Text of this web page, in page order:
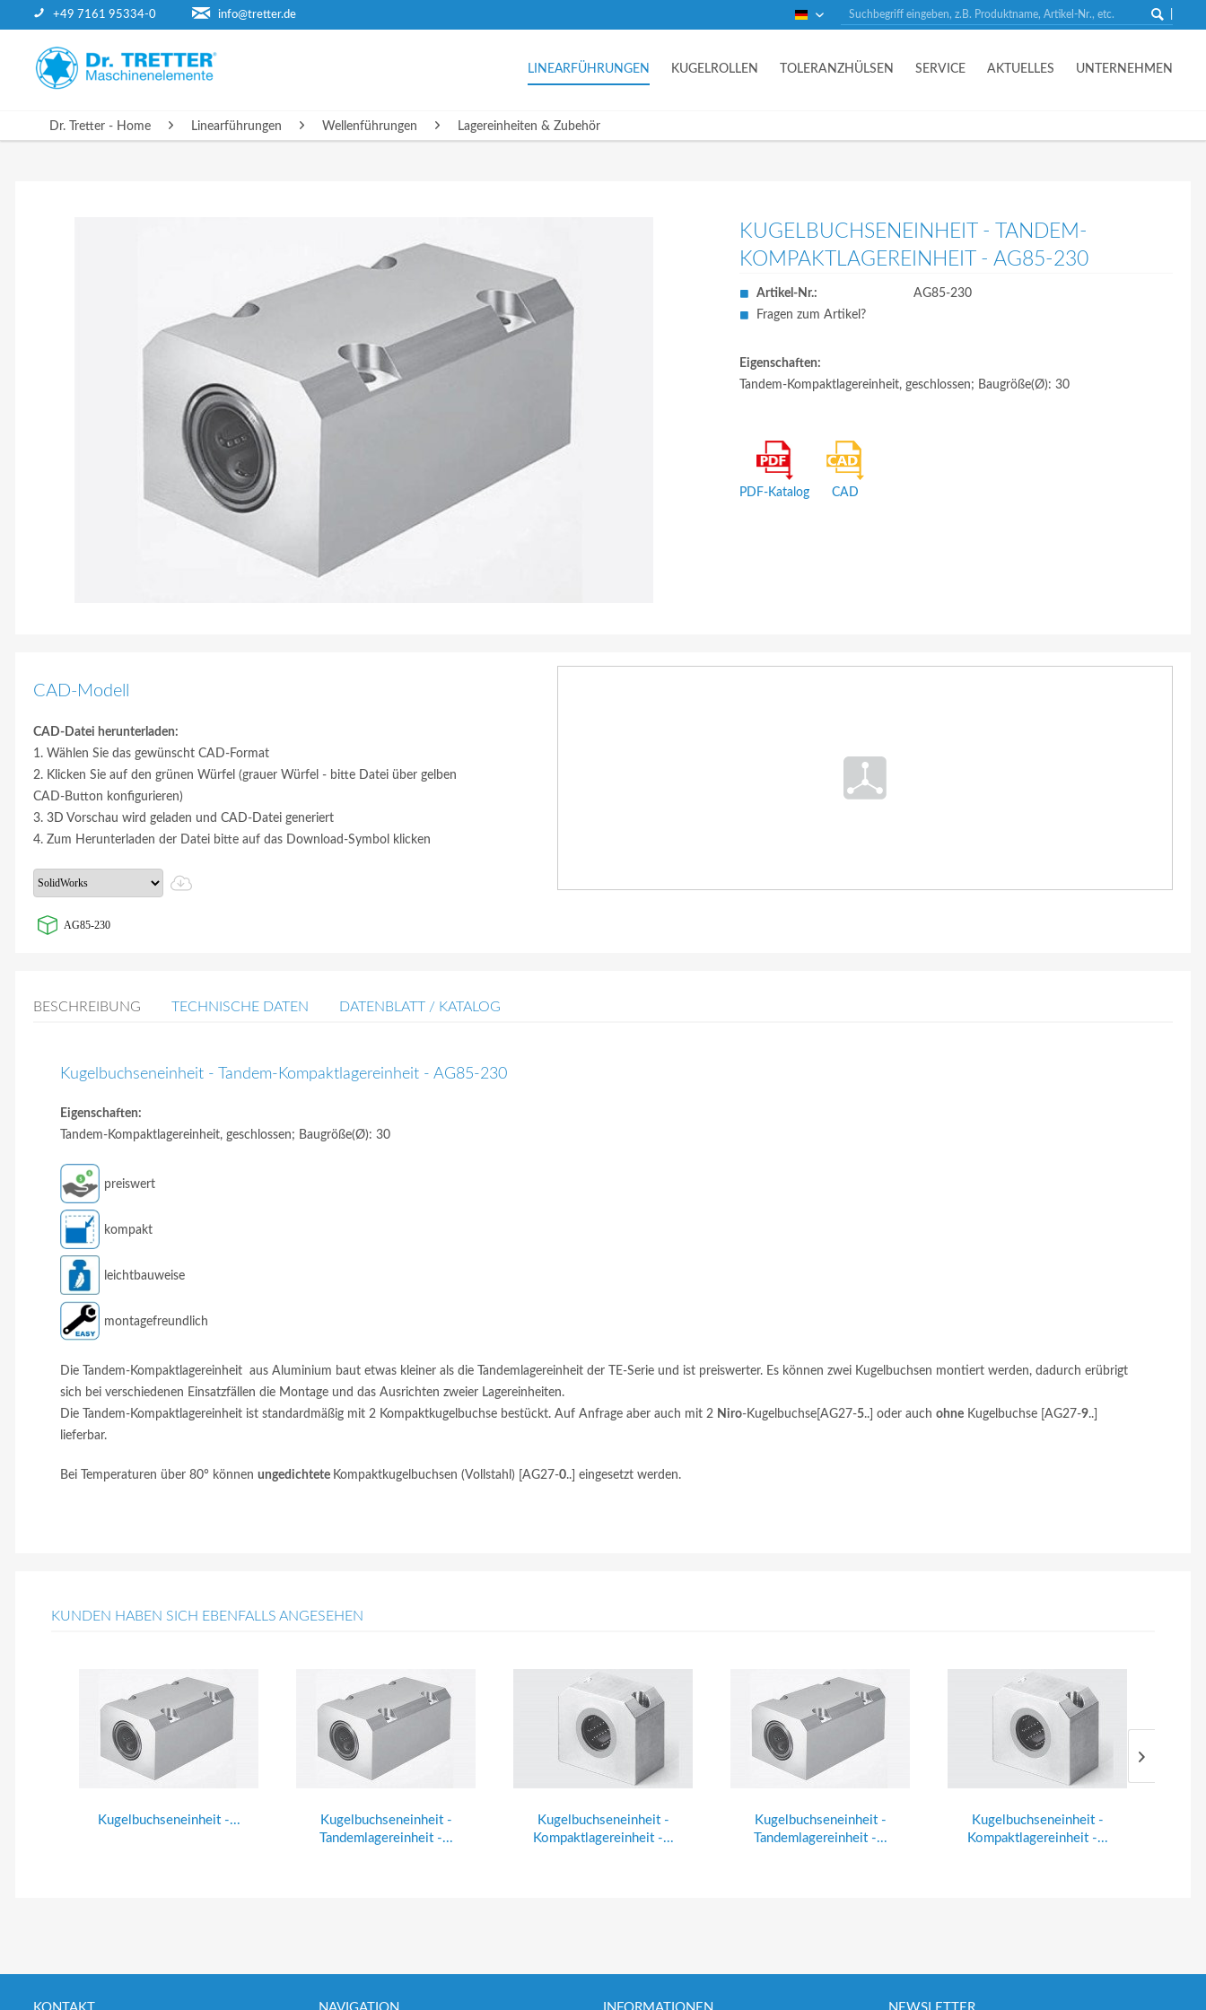
+49 7161 95334-0 info@tretter.de Deutsch
Dr. Tretter - Home Linearführungen Wellenführungen Lagereinheiten & Zubehör
DR. TRETTER - HOME LINEARFÜHRUNGEN KUGELROLLEN TOLERANZHÜLSEN SERVICE AKTUELLES UNTERNEHMEN
KUGELBUCHSENEINHEIT - TANDEM-
KOMPAKTLAGEREINHEIT - AG85-230
Artikel-Nr.:
AG85-230
Fragen zum Artikel?
Eigenschaften:
Tandem-Kompaktlagereinheit, geschlossen; Baugröße(Ø): 30
PDF-Katalog CAD
CAD-Modell
CAD-Datei herunterladen:
1. Wählen Sie das gewünscht CAD-Format
2. Klicken Sie auf den grünen Würfel (grauer Würfel - bitte Datei über gelben
CAD-Button konfigurieren)
3. 3D Vorschau wird geladen und CAD-Datei generiert
4. Zum Herunterladen der Datei bitte auf das Download-Symbol klicken
AG85-230
BESCHREIBUNG TECHNISCHE DATEN DATENBLATT / KATALOG
Kugelbuchseneinheit - Tandem-Kompaktlagereinheit - AG85-230
Eigenschaften:
Tandem-Kompaktlagereinheit, geschlossen; Baugröße(Ø): 30
preiswert
kompakt
leichtbauweise
montagefreundlich
Die Tandem-Kompaktlagereinheit aus Aluminium baut etwas kleiner als die Tandemlagereinheit der TE-Serie und ist preiswerter. Es können zwei Kugelbuchsen montiert werden, dadurch erübrigt
sich bei verschiedenen Einsatzfällen die Montage und das Ausrichten zweier Lagereinheiten.
Die Tandem-Kompaktlagereinheit ist standardmäßig mit 2 Kompaktkugelbuchse bestückt. Auf Anfrage aber auch mit 2 Niro-Kugelbuchse[AG27-5..] oder auch ohne Kugelbuchse [AG27-9..]
lieferbar.
Bei Temperaturen über 80° können ungedichtete Kompaktkugelbuchsen (Vollstahl) [AG27-0..] eingesetzt werden.
KUNDEN HABEN SICH EBENFALLS ANGESEHEN
Kugelbuchseneinheit -...
Kugelbuchseneinheit -
Tandemlagereinheit -...
Kugelbuchseneinheit -
Kompaktlagereinheit -...
Kugelbuchseneinheit -
Tandemlagereinheit -...
Kugelbuchseneinheit -
Kompaktlagereinheit -...